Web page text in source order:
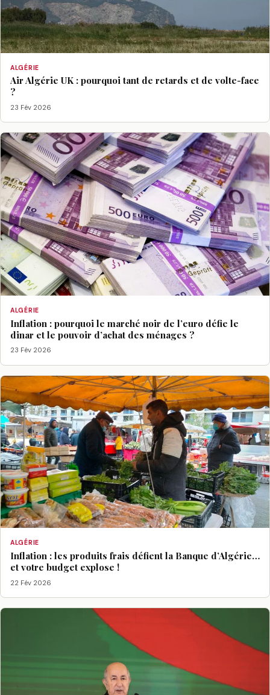
ALGÉRIE
Air Algérie UK : pourquoi tant de retards et de volte-face
?
23 Fév 2026
ALGÉRIE
Inflation : pourquoi le marché noir de l’euro défie le
dinar et le pouvoir d’achat des ménages ?
23 Fév 2026
ALGÉRIE
Inflation : les produits frais défient la Banque d’Algérie…
et votre budget explose !
22 Fév 2026